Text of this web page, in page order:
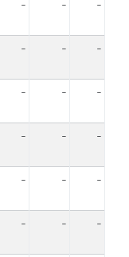
- - -
- - -
- - -
- - -
- - -
- - -